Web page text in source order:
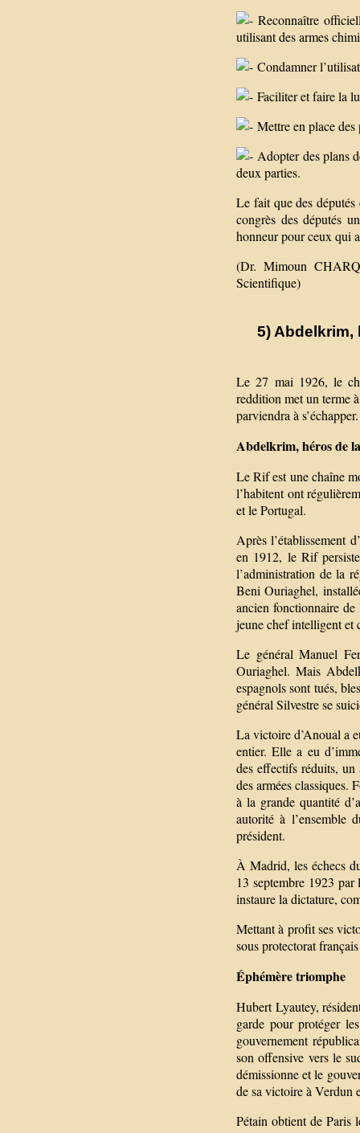
Reconnaître
utilisant des armes
Condamner
Faciliter et faire la
Mettre en place
Adopter des plans
deux parties.
Le fait que des
congrès des députés
honneur pour ceux qui
(Dr. Mimoun
Scientifique)
5)
Le 27 mai 1926, le
reddition met un terme
parviendra à s’échapper.
Abdelkrim, héros de
Le Rif est une chaîne
l’habitent ont
et le Portugal.
Après l’établissement
en 1912, le Rif
l’administration de la
Beni Ouriaghel,
ancien fonctionnaire
jeune chef intelligent et
Le général Manuel
Ouriaghel. Mais
espagnols sont tués,
général Silvestre se
La victoire d’Anoual a
entier. Elle a eu
des effectifs réduits,
des armées classiques.
à la grande quantité
autorité à
président.
À Madrid, les échecs
13 septembre 1923
instaure la dictature,
Mettant à profit ses
sous protectorat
Éphémère triomphe
Hubert Lyautey,
garde pour protéger
gouvernement
son offensive vers le
démissionne et le
de sa victoire à Verdun
Pétain obtient de Paris